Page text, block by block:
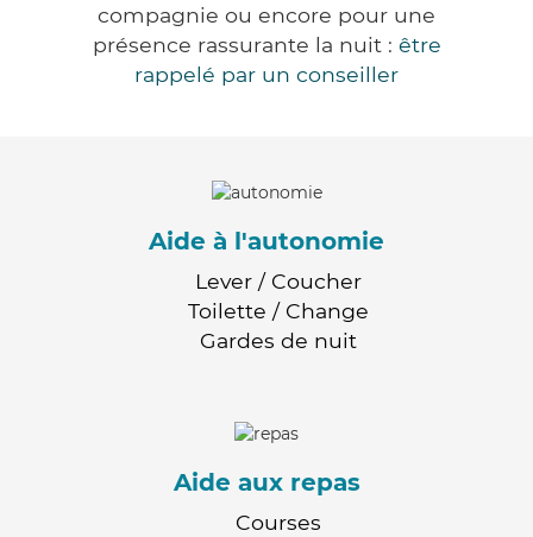
compagnie ou encore pour une
présence rassurante la nuit : être
rappelé par un conseiller
Aide à l'autonomie
Lever / Coucher
Toilette / Change
Gardes de nuit
Aide aux repas
Courses